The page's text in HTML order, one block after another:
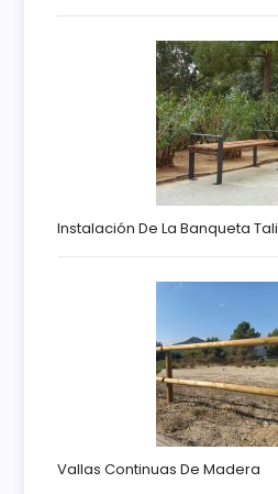
Instalación De La Banqueta Tali
Vallas Continuas De Madera